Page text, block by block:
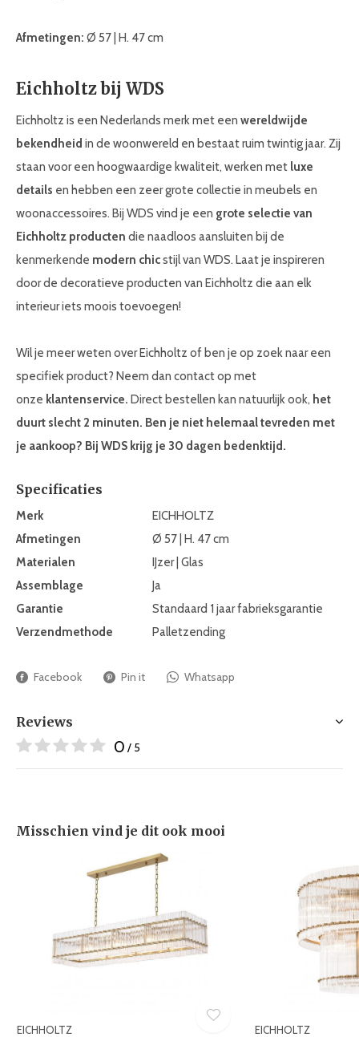
Afmetingen: Ø 57 | H. 47 cm
Eichholtz bij WDS
Eichholtz is een Nederlands merk met een wereldwijde
bekendheid in de woonwereld en bestaat ruim twintig jaar. Zij
staan voor een hoogwaardige kwaliteit, werken met luxe
details en hebben een zeer grote collectie in meubels en
woonaccessoires. Bij WDS vind je een grote selectie van
Eichholtz producten die naadloos aansluiten bij de
kenmerkende modern chicstijl van WDS. Laat je inspireren
door de decoratieve producten van Eichholtz die aan elk
interieur iets moois toevoegen!
Wil je meer weten over Eichholtz of ben je op zoek naar een
specifiek product? Neem dan contact op met
onze klantenservice. Direct bestellen kan natuurlijk ook, het
duurt slecht 2 minuten. Ben je niet helemaal tevreden met
je aankoop? Bij WDS krijg je 30 dagen bedenktijd.
Specificaties
Merk
EICHHOLTZ
Afmetingen
Ø 57 | H. 47 cm
Materialen
IJzer | Glas
Assemblage
Ja
Garantie
Standaard 1 jaar fabrieksgarantie
Verzendmethode
Palletzending
Facebook Pin it Whatsapp
Reviews
0 / 5
Misschien vind je dit ook mooi
EICHHOLTZ EICHHOLTZ